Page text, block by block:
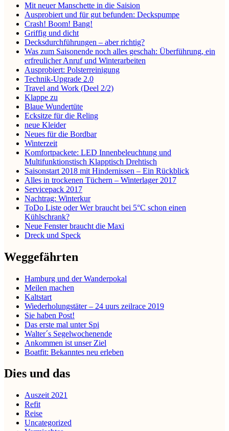
Mit neuer Manschette in die Saision
Ausprobiert und für gut befunden: Deckspumpe
Crash! Boom! Bang!
Griffig und dicht
Decksdurchführungen – aber richtig?
Was zum Saisonende noch alles geschah: Überführung, ein
erfreulicher Anruf und Winterarbeiten
Ausprobiert: Polsterreinigung
Technik-Upgrade 2.0
Travel and Work (Deel 2/2)
Klappe zu
Blaue Wundertüte
Ecksitze für die Reling
neue Kleider
Neues für die Bordbar
Winterzeit
Komfortpackete: LED Innenbeleuchtung und
Multifunktionstisch Klapptisch Drehtisch
Saisonstart 2018 mit Hindernissen – Ein Rückblick
Alles in trockenen Tüchern – Winterlager 2017
Servicepack 2017
Nachtrag: Winterkur
ToDo Liste oder Wer braucht bei 5°C schon einen
Kühlschrank?
Neue Fenster braucht die Maxi
Dreck und Speck
Weggefährten
Hamburg und der Wanderpokal
Meilen machen
Kaltstart
Wiederholungstäter – 24 uurs zeilrace 2019
Sie haben Post!
Das erste mal unter Spi
Walter´s Segelwochenende
Ankommen ist unser Ziel
Boatfit: Bekanntes neu erleben
Dies und das
Auszeit 2021
Refit
Reise
Uncategorized